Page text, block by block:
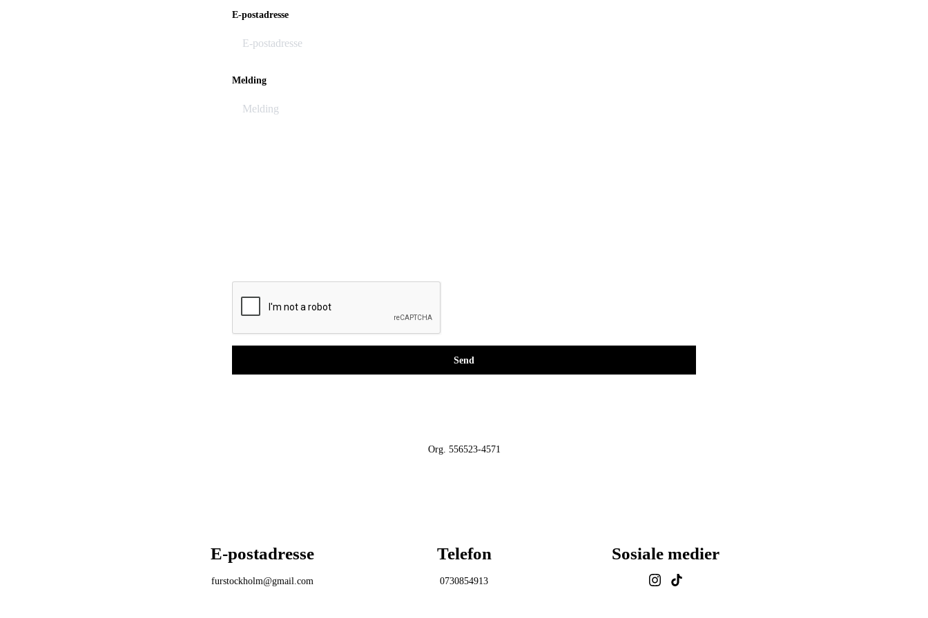
E-postadresse
Melding
Send
Org. 556523-4571
E-postadresse
furstockholm@gmail.com
Telefon
0730854913
Sosiale medier